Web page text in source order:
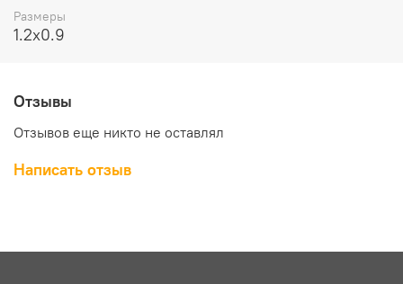
Размеры
1.2x0.9
Отзывы
Отзывов еще никто не оставлял
Написать отзыв